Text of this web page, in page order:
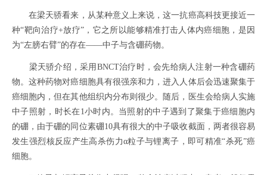
在梁天骄看来，从某种意义上来说，这一抗癌高科技更接近一
种“靶向治疗+放疗”，它之所以能够精准打击人体内癌细胞，是因
为“左膀右臂”的存在——中子与含硼药物。
梁天骄介绍，采用BNCT治疗时，会先给病人注射一种含硼药
物。这种药物对癌细胞具有很强亲和力，进入人体后会迅速聚集于
癌细胞内，但在其他组织内分布则很少。随后，医生会给病人实施
中子照射，时长在1小时内。当照射的中子遇到了聚集于癌细胞内
的硼，由于硼的同位素硼10具有很大的中子吸收截面，两者很容易
发生强烈核反应产生高杀伤力α粒子与锂离子，即可精准“杀死”癌
细胞。